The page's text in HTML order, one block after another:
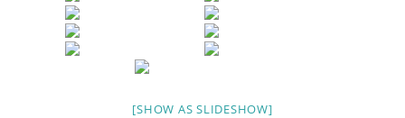
[SHOW AS SLIDESHOW]